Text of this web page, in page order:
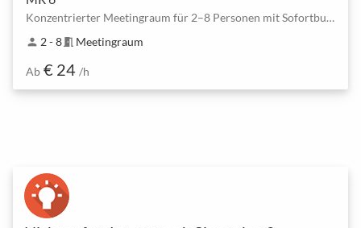
Konzentrierter Meetingraum für 2–8 Personen mit Sofortbuchung in Breda
person 2 - 8meeting_room Meetingraum
Ab € 24 /h